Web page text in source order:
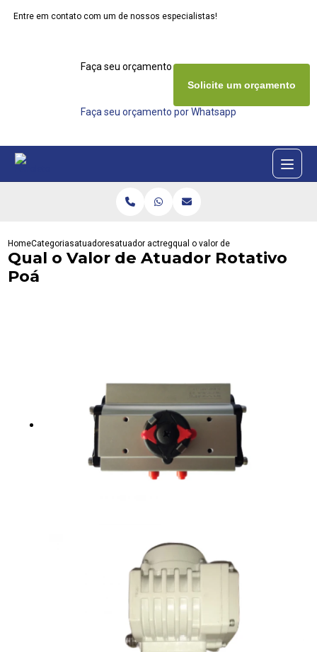
Entre em contato com um de nossos especialistas!
Faça seu orçamento agora mesmo
Faça seu orçamento por Whatsapp
Solicite um orçamento
HomeCategoriasatuadoresatuador actregqual o valor de atuador rotativo poa
Qual o Valor de Atuador Rotativo
Poá